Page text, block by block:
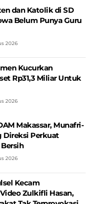
dan Katolik di SD
Belum Punya Guru
2026
Kucurkan
Rp31,3 Miliar Untuk
2026
Makassar, Munafri-
Direksi Perkuat
2026
Kecam
Zulkifli Hasan,